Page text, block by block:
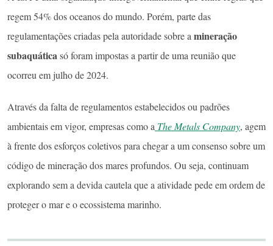
regem 54% dos oceanos do mundo. Porém, parte das
regulamentações criadas pela autoridade sobre amineração
subaquáticasó foram impostas a partir de uma reunião que
ocorreu em julho de 2024.
Através da falta de regulamentos estabelecidos ou padrões
ambientais em vigor, empresas como a The Metals Company, agem
à frente dos esforços coletivos para chegar a um consenso sobre um
código de mineração dos mares profundos. Ou seja, continuam
explorando sem a devida cautela que a atividade pede em ordem de
proteger o mar e o ecossistema marinho.